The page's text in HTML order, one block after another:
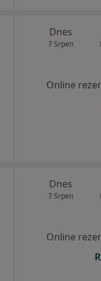
Dnes
7 Srpen
Online
Dnes
7 Srpen
Online